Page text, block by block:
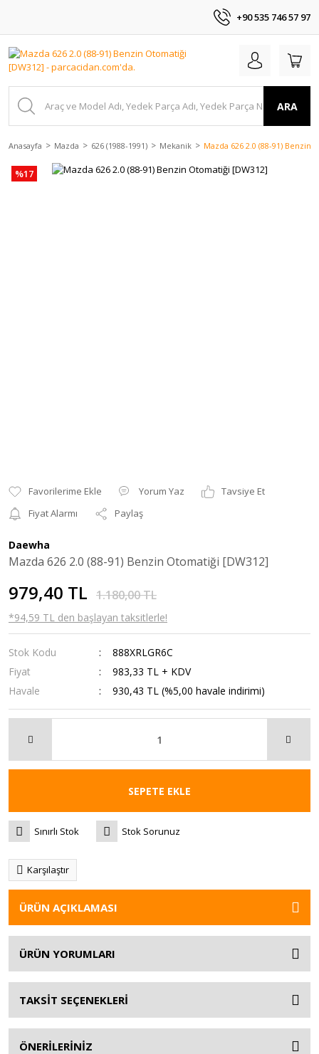
+90 535 746 57 97
ARA
Anasayfa Mazda 626 (1988-1991) Mekanik Mazda 626 2.0 (88-91) Benzin
%17
Yorum Yaz
Tavsiye Et
Fiyat Alarmı
Paylaş
Daewha
Mazda 626 2.0 (88-91) Benzin Otomatiği [DW312]
979,40 TL 1.180,00 TL
*94,59 TL den başlayan taksitlerle!
Stok Kodu
888XRLGR6C
Fiyat
983,33 TL + KDV
Havale
930,43 TL (%5,00 havale indirimi)
SEPETE EKLE
Sınırlı Stok Stok Sorunuz
Karşılaştır
ÜRÜN AÇIKLAMASI
ÜRÜN YORUMLARI
TAKSİT SEÇENEKLERİ
ÖNERİLERİNİZ